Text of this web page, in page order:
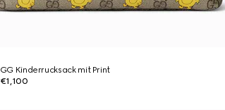
GG Kinderrucksack mit Print
€1,100